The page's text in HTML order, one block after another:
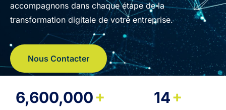
accompagnons dans chaque étape de la
transformation digitale de votre entreprise.
Nous Contacter
6,600,000+ 14+